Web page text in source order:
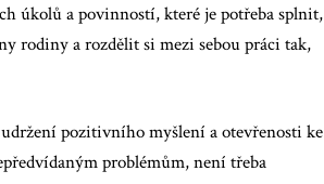
úkolů a povinností, které je potřeba splnit,
rodiny a rozdělit si mezi sebou práci tak,
pozitivního myšlení a otevřenosti ke
problémům, není třeba